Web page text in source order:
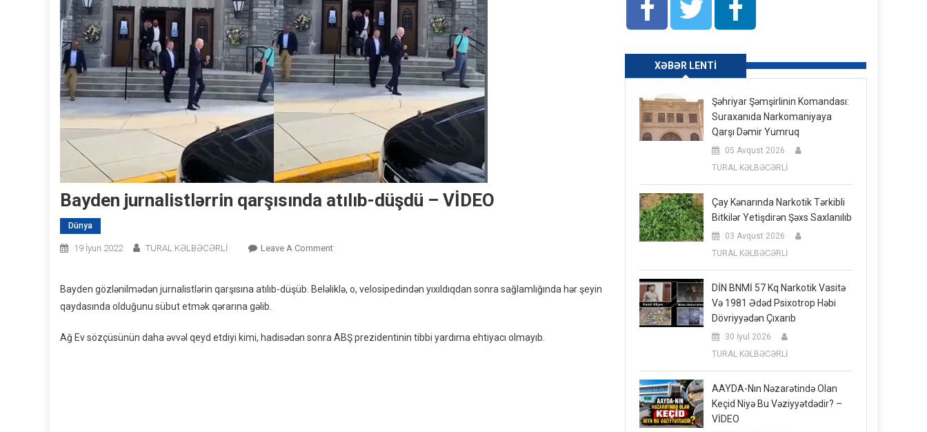
Bayden jurnalistlərrin qarşısında atılıb-düşdü – VİDEO
Dünya
19 İyun 2022 TURAL KƏLBƏCƏRLİ Leave A CommentOn
Qarşısında
–
Bayden gözlənilmədən jurnalistlərin qarşısına atılıb-düşüb. Beləliklə, o, velosipedindən yıxıldıqdan sonra sağlamlığında hər şeyin
qaydasında olduğunu sübut etmək qərarına gəlib.
Ağ Ev sözçüsünün daha əvvəl qeyd etdiyi kimi, hadisədən sonra ABŞ prezidentinin tibbi yardıma ehtiyacı olmayıb.
XƏBƏR LENTI
Şəhriyar Şəmşirlinin Komandası:
Suraxanıda Narkomaniyaya
Qarşı Dəmir Yumruq
05 Avqust 2026
TURAL KƏLBƏCƏRLİ
Çay Kənarında Narkotik Tərkibli
Bitkilər Yetişdirən Şəxs Saxlanılıb
03 Avqust 2026
TURAL KƏLBƏCƏRLİ
DİN BNMİ 57 Kq Narkotik Vasitə
Və 1981 Ədəd Psixotrop Həbi
Dövriyyədən Çıxarıb
30 İyul 2026
TURAL KƏLBƏCƏRLİ
AAYDA-Nın Nəzarətində Olan
Keçid Niyə Bu Vəziyyətdədir? –
VİDEO